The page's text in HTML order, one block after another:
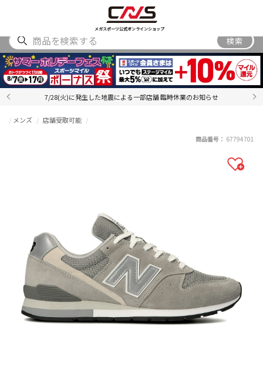
メガスポーツ公式オンラインショップ
ACCESSORY
検索
7/28(火)に発生した地震による一部店舗 臨時休業のお知らせ
メンズ 店舗受取可能
商品番号： 67794701